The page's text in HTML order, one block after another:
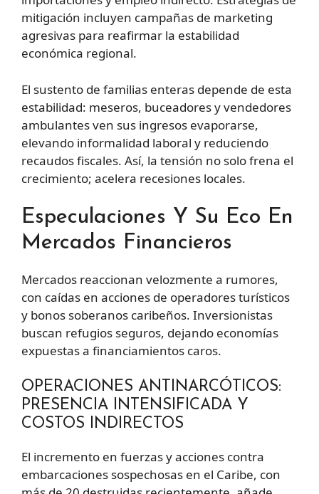
mitigación incluyen campañas de marketing
agresivas para reafirmar la estabilidad
económica regional.
El sustento de familias enteras depende de esta
estabilidad: meseros, buceadores y vendedores
ambulantes ven sus ingresos evaporarse,
elevando informalidad laboral y reduciendo
recaudos fiscales. Así, la tensión no solo frena el
crecimiento; acelera recesiones locales.
Especulaciones Y Su Eco En
Mercados Financieros
Mercados reaccionan velozmente a rumores,
con caídas en acciones de operadores turísticos
y bonos soberanos caribeños. Inversionistas
buscan refugios seguros, dejando economías
expuestas a financiamientos caros.
OPERACIONES ANTINARCÓTICOS:
PRESENCIA INTENSIFICADA Y
COSTOS INDIRECTOS
El incremento en fuerzas y acciones contra
embarcaciones sospechosas en el Caribe, con